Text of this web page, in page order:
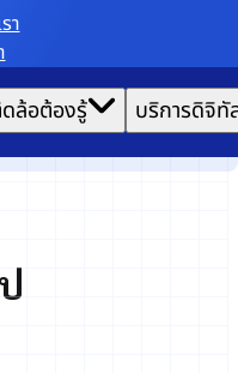
า
ล้อต้องรู้ บริการดิจิทั
สบการณ์การใช้งานเว็บไซต์ที่ดีที่สุดให้
มรับคุกกี้ทั้งหมด